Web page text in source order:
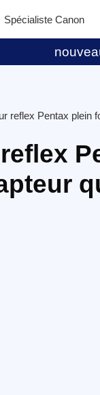
Spécialiste Canon
reflex Pentax plein